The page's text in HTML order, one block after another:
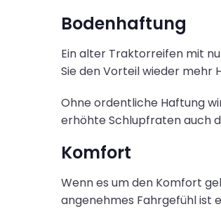
Bodenhaftung
Ein alter Traktorreifen mit
Sie den Vorteil wieder mehr
Ohne ordentliche Haftung
erhöhte Schlupfraten auch
Komfort
Wenn es um den Komfort
angenehmes Fahrgefühl ist